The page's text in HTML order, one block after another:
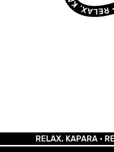
RELAX, KAPARA •